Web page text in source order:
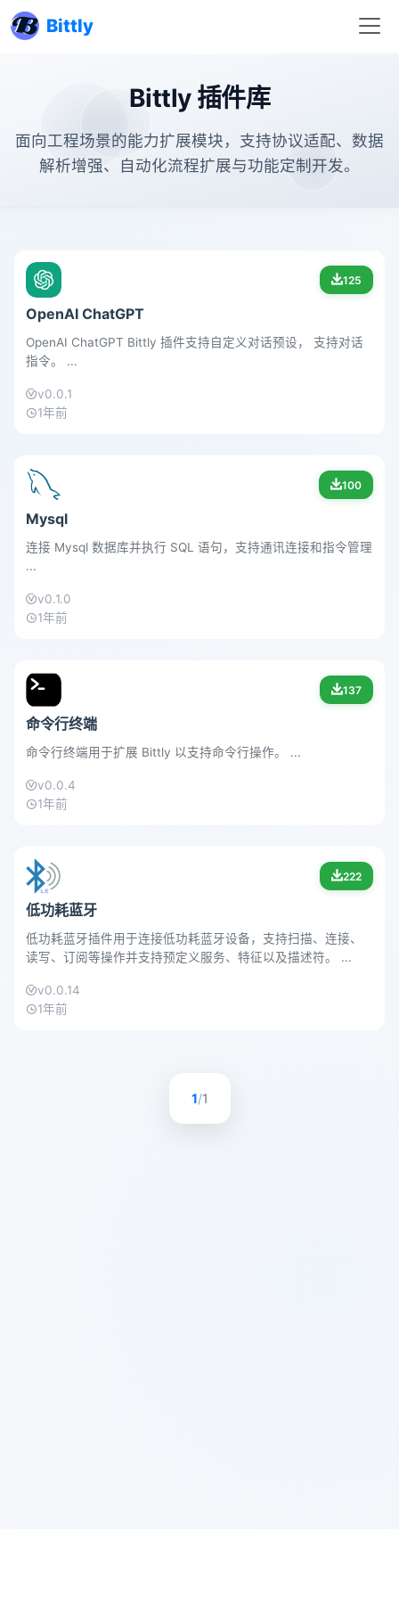
Bittly
Bittly 插件库
面向工程场景的能力扩展模块，支持协议适配、数据
解析增强、自动化流程扩展与功能定制开发。
125
OpenAI ChatGPT
OpenAI ChatGPT Bittly 插件支持自定义对话预设， 支持对话
指令。 ...
v0.0.1
1年前
100
Mysql
连接 Mysql 数据库并执行 SQL 语句，支持通讯连接和指令管理
...
v0.1.0
1年前
137
命令行终端
命令行终端用于扩展 Bittly 以支持命令行操作。 ...
v0.0.4
1年前
222
低功耗蓝牙
低功耗蓝牙插件用于连接低功耗蓝牙设备，支持扫描、连接、
读写、订阅等操作并支持预定义服务、特征以及描述符。 ...
v0.0.14
1年前
1/1